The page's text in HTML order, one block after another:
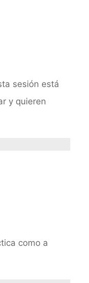
sesión está
y quieren
como a